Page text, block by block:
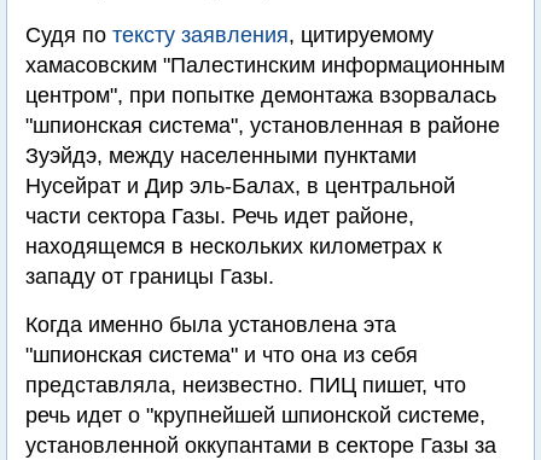
Судя по тексту заявления, цитируемому
хамасовским "Палестинским информационным
центром", при попытке демонтажа взорвалась
"шпионская система", установленная в районе
Зуэйдэ, между населенными пунктами
Нусейрат и Дир эль-Балах, в центральной
части сектора Газы. Речь идет районе,
находящемся в нескольких километрах к
западу от границы Газы.
Когда именно была установлена эта
"шпионская система" и что она из себя
представляла, неизвестно. ПИЦ пишет, что
речь идет о "крупнейшей шпионской системе,
установленной оккупантами в секторе Газы за